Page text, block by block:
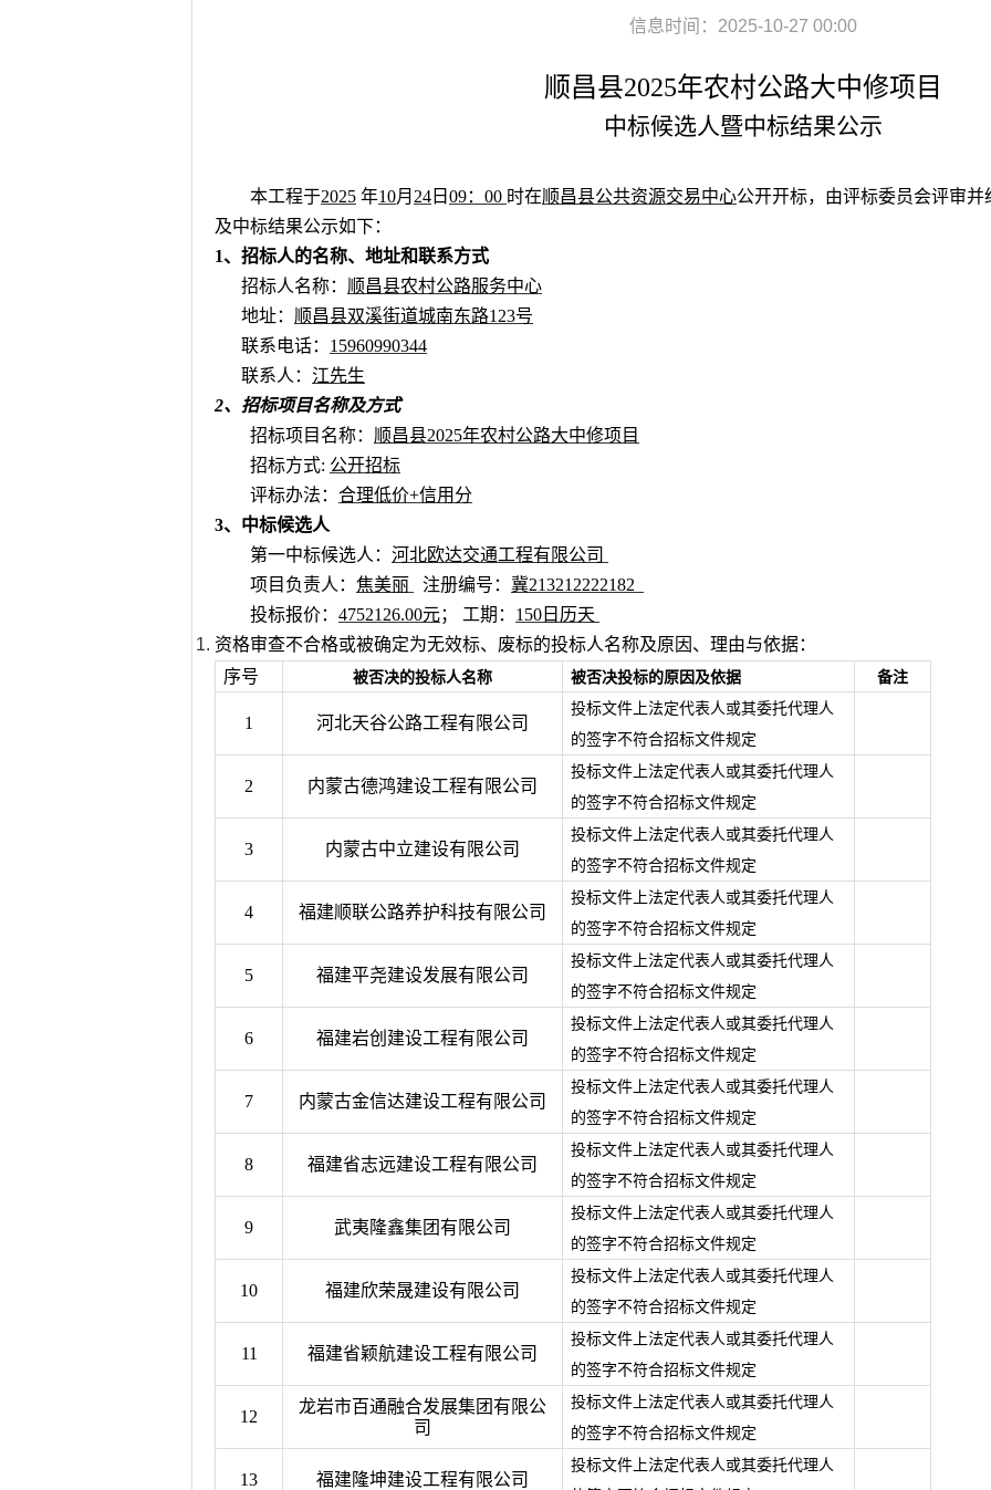
信息时间：2025-10-27 00:00
顺昌县2025年农村公路大中修项目
中标候选人暨中标结果公示
本工程于2025 年10月 24 日 09： 00 时在顺昌县公共资源交易中心公开开标，由评标委员会评审
及中标结果公示如下：
1、招标人的名称、地址和联系方式
招标人名称： 顺昌县农村公路服务中心
地址： 顺昌县双溪街道城南东路123号
联系电话： 15960990344
联系人： 江先生
2、招标项目名称及方式
招标项目名称： 顺昌县2025年农村公路大中修项目
招标方式: 公开招标
评标办法： 合理低价+信用分
3、中标候选人
第一中标候选人： 河北欧达交通工程有限公司
项目负责人： 焦美丽 注册编号 ： 冀213212222182
投标报价： 4752126.00元； 工期： 150 日历天
资格审查不合格或被确定为无效标、废标的投标人名称及原因、理由与依据：
序号
被否决的投标人名称 被否决投标的原因及依据 备注
1 河北天谷公路工程有限公司
投标文件上法定代表人或其委托代理人
的签字不符合招标文件规定
2 内蒙古德鸿建设工程有限公司
投标文件上法定代表人或其委托代理人
的签字不符合招标文件规定
3 内蒙古中立建设有限公司
投标文件上法定代表人或其委托代理人
的签字不符合招标文件规定
4 福建顺联公路养护科技有限公司
投标文件上法定代表人或其委托代理人
的签字不符合招标文件规定
5 福建平尧建设发展有限公司
投标文件上法定代表人或其委托代理人
的签字不符合招标文件规定
6 福建岩创建设工程有限公司
投标文件上法定代表人或其委托代理人
的签字不符合招标文件规定
7 内蒙古金信达建设工程有限公司
投标文件上法定代表人或其委托代理人
的签字不符合招标文件规定
8 福建省志远建设工程有限公司
投标文件上法定代表人或其委托代理人
的签字不符合招标文件规定
9 武夷隆鑫集团有限公司
投标文件上法定代表人或其委托代理人
的签字不符合招标文件规定
10 福建欣荣晟建设有限公司
投标文件上法定代表人或其委托代理人
的签字不符合招标文件规定
11 福建省颖航建设工程有限公司
投标文件上法定代表人或其委托代理人
的签字不符合招标文件规定
12
龙岩市百通融合发展集团有限公
司
投标文件上法定代表人或其委托代理人
的签字不符合招标文件规定
13 福建隆坤建设工程有限公司
投标文件上法定代表人或其委托代理人